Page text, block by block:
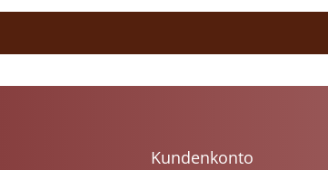
Kundenkonto